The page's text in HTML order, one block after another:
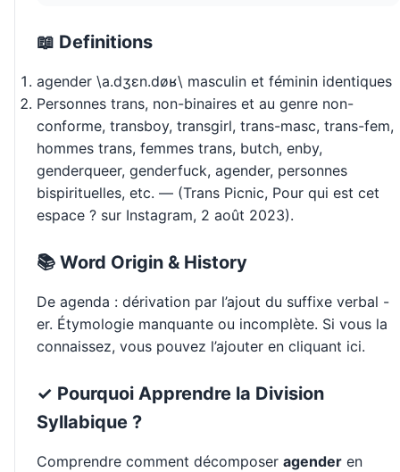
📖 Definitions
agender \a.dʒɛn.døʁ\ masculin et féminin identiques
Personnes trans, non-binaires et au genre non-
conforme, transboy, transgirl, trans-masc, trans-fem,
hommes trans, femmes trans, butch, enby,
genderqueer, genderfuck, agender, personnes
bispirituelles, etc. — (Trans Picnic, Pour qui est cet
espace ? sur Instagram, 2 août 2023).
📚 Word Origin & History
De agenda : dérivation par l’ajout du suffixe verbal -
er. Étymologie manquante ou incomplète. Si vous la
connaissez, vous pouvez l’ajouter en cliquant ici.
✓ Pourquoi Apprendre la Division
Syllabique ?
Comprendre comment décomposer agender en